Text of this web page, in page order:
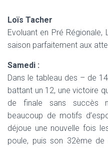
Loïs Tacher
Evoluant en Pré
saison parfaitement aux
Samedi :
Dans le tableau des – de
battant un 12, une victoire
de finale sans succès
beaucoup de motifs
déjoue une nouvelle fois
poule, puis son 32ème